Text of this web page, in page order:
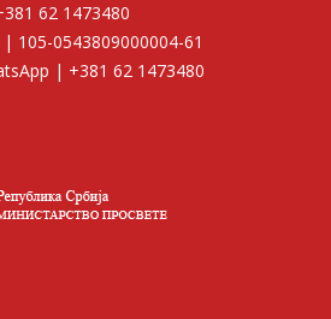
62 1473480
105-0543809000004-61
| +381 62 1473480